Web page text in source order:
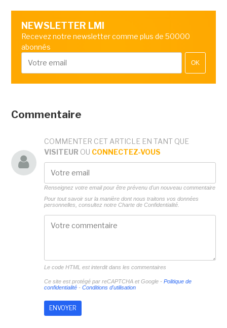
NEWSLETTER LMI
Recevez notre newsletter comme plus de 50000
abonnés
OK
Commentaire
COMMENTER CET ARTICLE EN TANT QUE
VISITEUR OU CONNECTEZ-VOUS
Renseignez votre email pour être prévenu d'un nouveau commentaire
Pour tout savoir sur la manière dont nous traitons vos données
personnelles, consultez notre Charte de Confidentialité.
Le code HTML est interdit dans les commentaires
Ce site est protégé par reCAPTCHA et Google - Politique de
confidentialité- Conditions d'utilisation